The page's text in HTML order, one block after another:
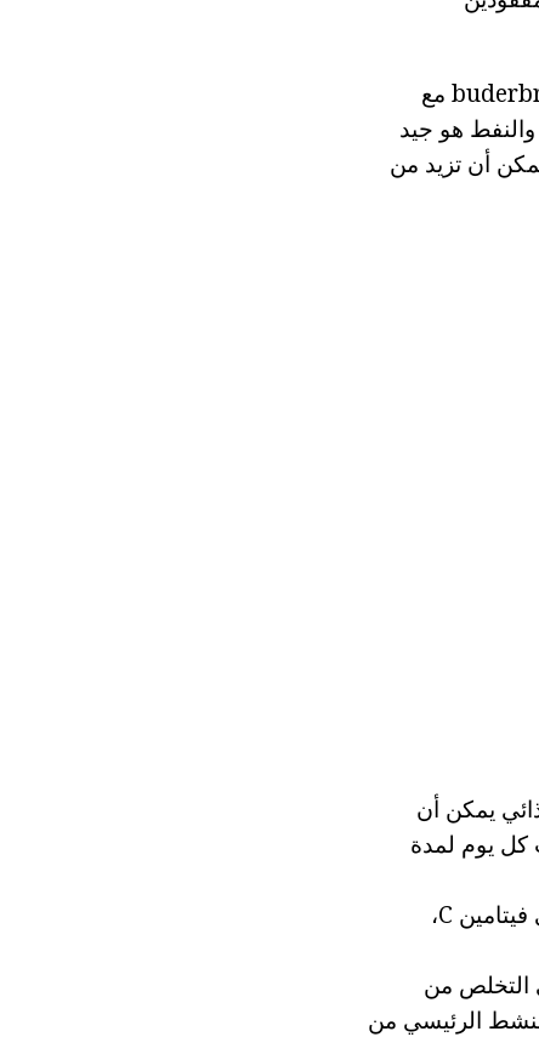
من أجل استعادة 1 كجم، في غضون شهر تحتاج إلى تناول الطعام كل صباح buderbrod مع
إلى ذلك، والنفط هو جيد
أن تزيد من
يمكن أن
كل يوم لمدة
الجريب فروت ليس فقط لهذا الرقم، ولكن أيضا من أجل الصحة: أنه يحتوي على فيتامين C،
التخلص من
الرئيسي من